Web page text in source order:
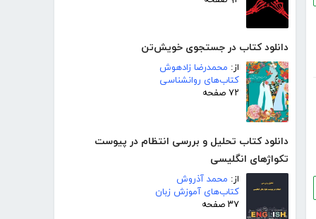
دانلود کتاب در جستجوی خویش‌تن
از: محمدرضا زادهوش
کتاب‌های روانشناسی
۷۲ صفحه
دانلود کتاب تحلیل و بررسی انتظام در پیوست
تکواژهای انگلیسی
از: محمد آذروش
کتاب‌های آموزش زبان
۳۷ صفحه